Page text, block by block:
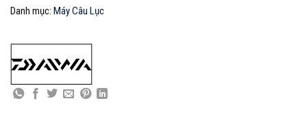
Danh mục: Máy Câu Lục